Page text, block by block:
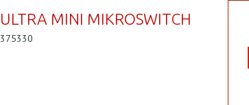
ULTRA MINI MIKROSWITCH
375330